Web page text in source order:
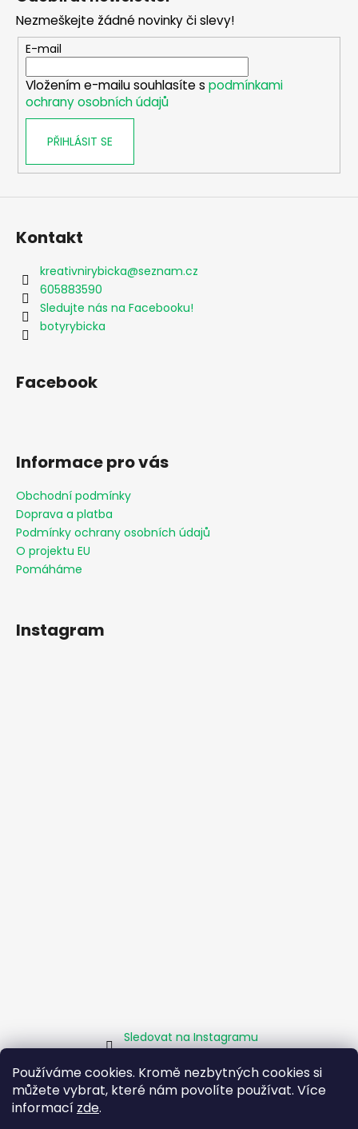
Používáme cookies. Kromě nezbytných cookies si
můžete vybrat, které nám povolíte používat. Více
informací zde.
Nezmeškejte žádné novinky či slevy!
E-mail
Vložením e-mailu souhlasíte s podmínkami
ochrany osobních údajů
PŘIHLÁSIT SE
Kontakt
kreativnirybicka@seznam.cz
605883590
Sledujte nás na Facebooku!
botyrybicka
Facebook
Informace pro vás
Obchodní podmínky
Doprava a platba
Podmínky ochrany osobních údajů
O projektu EU
Pomáháme
Instagram
Sledovat na Instagramu
Homepage Obchodní podmínky Kamenné pobočky
Facebook